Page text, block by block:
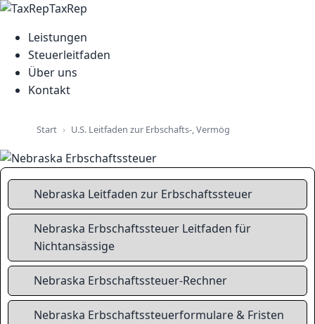
TaxRep
Leistungen
Steuerleitfaden
Über uns
Kontakt
Start U.S. Leitfaden zur Erbschafts-, Vermögens- und
Nebraska Leitfaden zur Erbschaftssteuer
Nebraska Erbschaftssteuer Leitfaden für
Nichtansässige
Nebraska Erbschaftssteuer-Rechner
Nebraska Erbschaftssteuerformulare & Fristen